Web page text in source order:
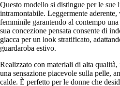
Questo modello si distingue per le sue
intramontabile. Leggermente
femminile garantendo al contempo
sua concezione pensata consente di
giacca per un look stratificato,
guardaroba estivo.
Realizzato con materiali di alta
una sensazione piacevole sulla pelle,
calde. È perfetto per le donne che